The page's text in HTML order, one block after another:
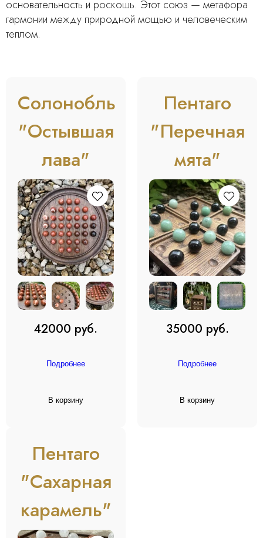
основательность и роскошь. Этот союз — метафора
гармонии между природной мощью и человеческим
теплом.
Солонобль
"Остывшая
лава"
42000 руб.
Подробнее
В корзину
Пентаго
"Перечная
мята"
35000 руб.
Подробнее
В корзину
Пентаго
"Сахарная
карамель"